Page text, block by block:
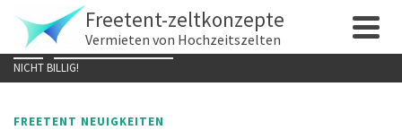
Freetent-zeltkonzepte
Vermieten von Hochzeitszelten
HOME FREETENT NEUIGKEITEN » SO WIRKT DIE GARTENHOCHZEIT IM ZELT
NICHT BILLIG!
FREETENT NEUIGKEITEN